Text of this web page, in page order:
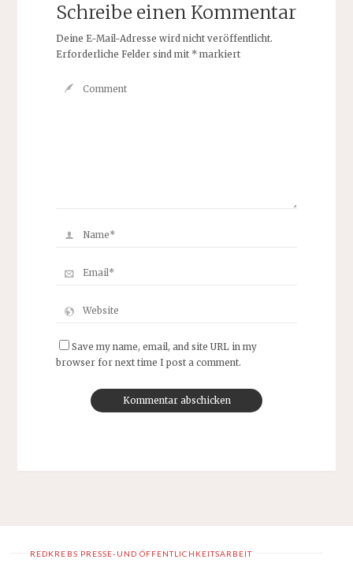
Schreibe einen Kommentar
Deine E-Mail-Adresse wird nicht veröffentlicht.
Erforderliche Felder sind mit *markiert
Save my name, email, and site URL in my
browser for next time I post a comment.
REDKREBS PRESSE-UND ÖFFENTLICHKEITSARBEIT